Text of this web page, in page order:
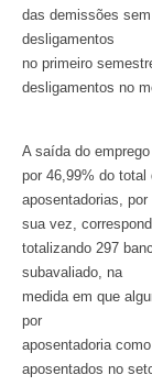
das demissões
desligamentos
no primeiro
desligamentos no
A saída do
por 46,99% do
aposentadorias, por
sua vez,
totalizando 297
subavaliado, na
medida em que
por
aposentadoria
aposentados no